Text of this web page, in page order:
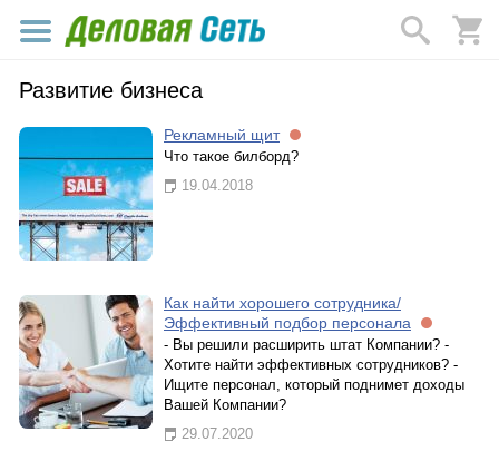
Развитие бизнеса
Рекламный щит
Что такое билборд?
19.04.2018
Как найти хорошего сотрудника/
Эффективный подбор персонала
- Вы решили расширить штат Компании? -
Хотите найти эффективных сотрудников? -
Ищите персонал, который поднимет доходы
Вашей Компании?
29.07.2020